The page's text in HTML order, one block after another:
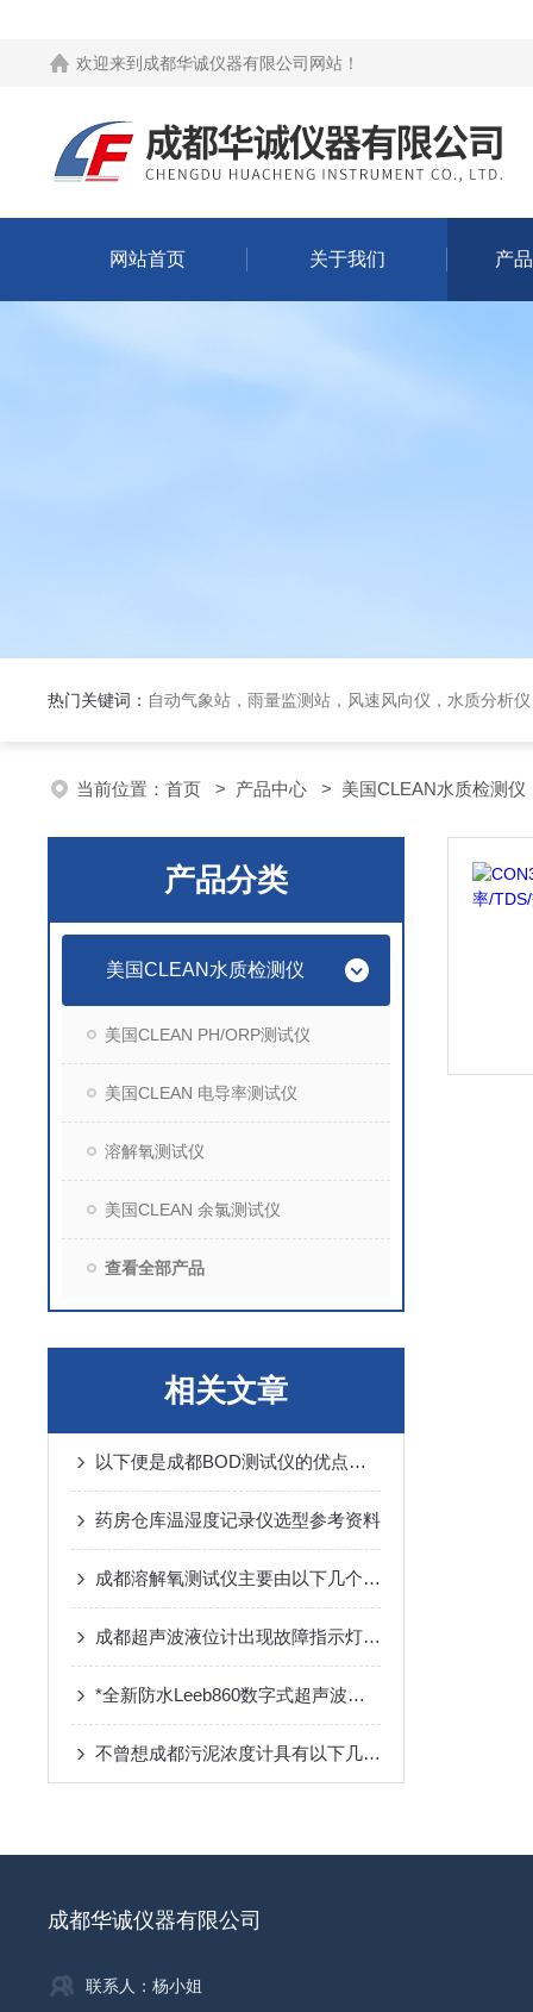
欢迎来到 成都华诚仪器有限公司网站 ！
网站首页 关于我们 产
热门关键词： 自动气象站，雨量监测站，风速风向仪，水质分析
当前位置： 首页 > 产品中心 > 美国CLEAN水质检测仪
产品分类
美国CLEAN水质检测仪
美国CLEAN PH/ORP测试仪
美国CLEAN 电导率测试仪
溶解氧测试仪
美国CLEAN 余氯测试仪
查看全部产品
相关文章
以下便是成都BOD测试仪的优点及事项
药房仓库温湿度记录仪选型参考资料
成都溶解氧测试仪主要由以下几个部分组成
成都超声波液位计出现故障指示灯常亮的情况主要有以下两种
*全新防水Leeb860数字式超声波探伤仪
不曾想成都污泥浓度计具有以下几个优势
成都华诚仪器有限公司
联系人：杨小姐